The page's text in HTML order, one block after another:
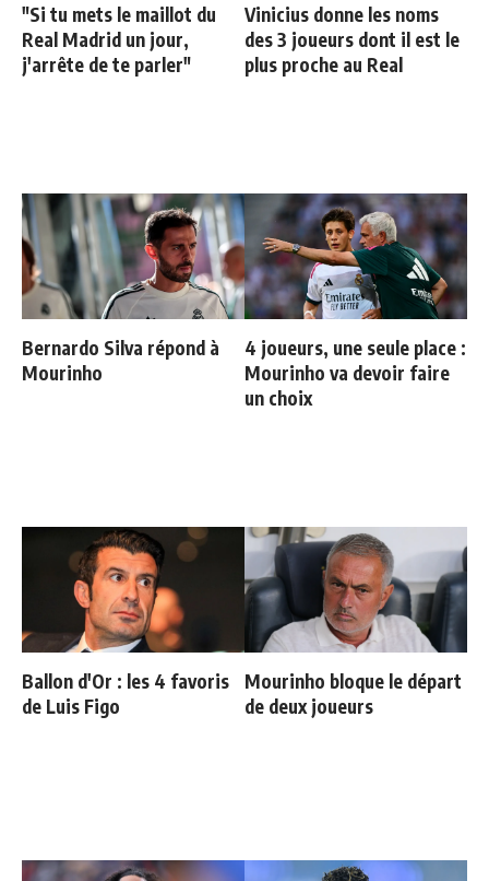
"Si tu mets le maillot du
Real Madrid un jour,
j'arrête de te parler"
Vinicius donne les noms
des 3 joueurs dont il est le
plus proche au Real
Bernardo Silva répond à
Mourinho
4 joueurs, une seule place :
Mourinho va devoir faire
un choix
Ballon d'Or : les 4 favoris
de Luis Figo
Mourinho bloque le départ
de deux joueurs